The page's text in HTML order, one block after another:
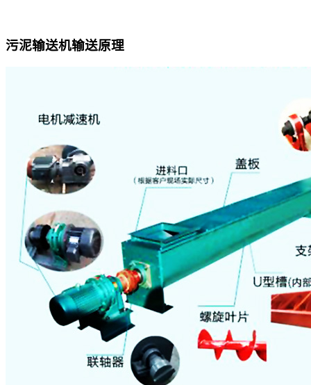
污泥输送机输送原理